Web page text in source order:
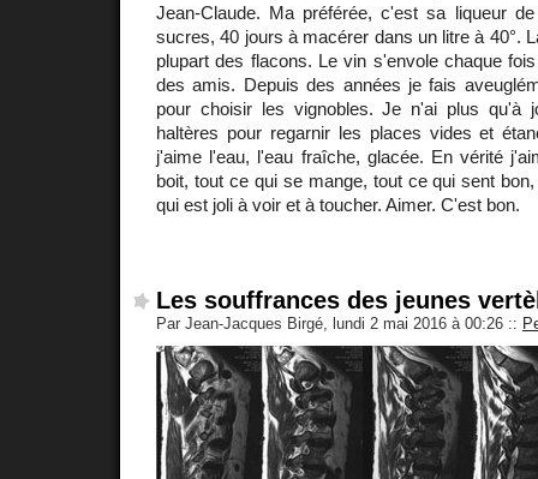
Jean-Claude. Ma préférée, c'est sa liqueur
sucres, 40 jours à macérer dans un litre à 40°.
plupart des flacons. Le vin s'envole chaque
des amis. Depuis des années je fais
pour choisir les vignobles. Je n'ai plus qu'à
haltères pour regarnir les places vides et
j'aime l'eau, l'eau fraîche, glacée. En vérité
boit, tout ce qui se mange, tout ce qui sent
qui est joli à voir et à toucher. Aimer. C'est bon.
Les souffrances des jeunes
Par Jean-Jacques Birgé, lundi 2 mai 2016 à 00:26 ::